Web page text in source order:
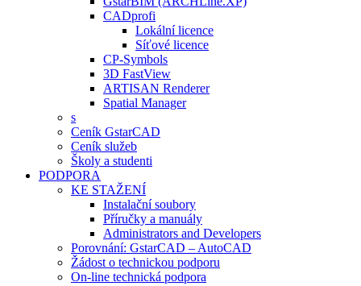
CADprofi
Lokální licence
Síťové licence
CP-Symbols
3D FastView
ARTISAN Renderer
Spatial Manager
s
Ceník GstarCAD
Ceník služeb
Školy a studenti
PODPORA
KE STAŽENÍ
Instalační soubory
Příručky a manuály
Administrators and Developers
Porovnání: GstarCAD – AutoCAD
Žádost o technickou podporu
On-line technická podpora